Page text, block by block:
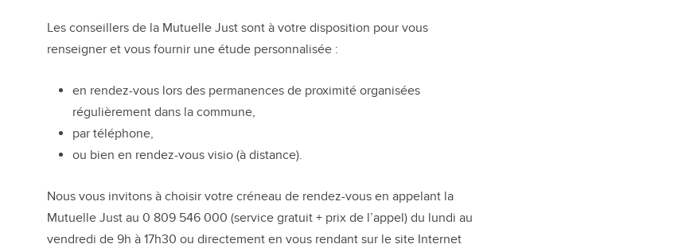
Les conseillers de la Mutuelle Just sont à votre disposition pour vous
renseigner et vous fournir une étude personnalisée :
en rendez-vous lors des permanences de proximité organisées
régulièrement dans la commune,
par téléphone,
ou bien en rendez-vous visio (à distance).
Nous vous invitons à choisir votre créneau de rendez-vous en appelant la
Mutuelle Just au 0 809 546 000 (service gratuit + prix de l’appel) du lundi au
vendredi de 9h à 17h30 ou directement en vous rendant sur le site Internet